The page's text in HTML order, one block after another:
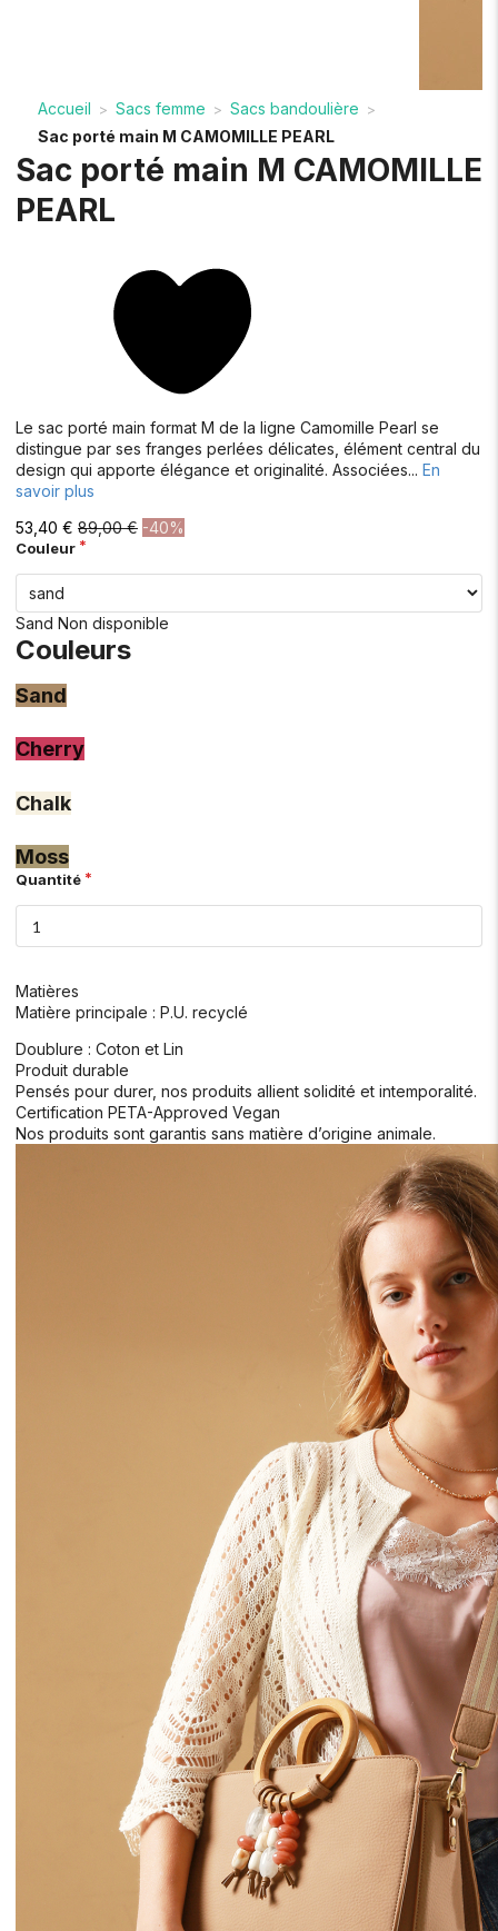
Accueil > Sacs femme > Sacs bandoulière >
Sac porté main M CAMOMILLE PEARL
Sac porté main M CAMOMILLE
PEARL
Le sac porté main format M de la ligne Camomille Pearl se
distingue par ses franges perlées délicates, élément central du
design qui apporte élégance et originalité. Associées... En
savoir plus
53,40 € 89,00 € -40%
Couleur
Sand Non disponible
Couleurs
Sand
Cherry
Chalk
Moss
Quantité
Matières
Matière principale : P.U. recyclé
Doublure : Coton et Lin
Produit durable
Pensés pour durer, nos produits allient solidité et intemporalité.
Certification PETA-Approved Vegan
Nos produits sont garantis sans matière d’origine animale.